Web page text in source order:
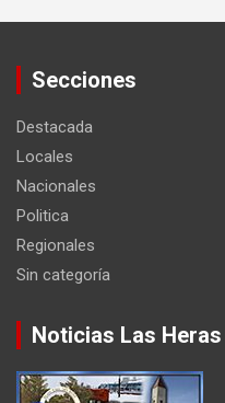
Secciones
Destacada
Locales
Nacionales
Politica
Regionales
Sin categoría
Noticias Las Heras